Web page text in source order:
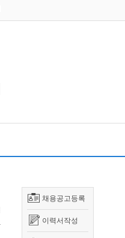
채용공고등록
이력서작성